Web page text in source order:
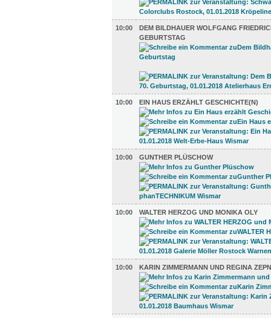
10:00
DEM BILDHAUER WOLFGANG
GEBURTSTAG
10:00 EIN HAUS ERZÄHLT GESCHICHTE(N)
10:00 GUNTHER PLÜSCHOW
10:00 WALTER HERZOG UND MONIKA OLY
10:00 KARIN ZIMMERMANN UND REGINA